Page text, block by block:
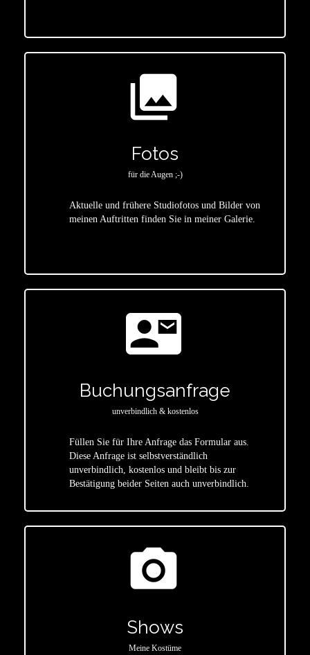
photo_library
Fotos
für die Augen ;-)
Aktuelle und frühere Studiofotos und Bilder von
meinen Auftritten finden Sie in meiner Galerie.
contact_mail
Buchungsanfrage
unverbindlich & kostenlos
Füllen Sie für Ihre Anfrage das Formular aus.
Diese Anfrage ist selbstverständlich
unverbindlich, kostenlos und bleibt bis zur
Bestätigung beider Seiten auch unverbindlich.
photo_camera
Shows
Meine Kostüme